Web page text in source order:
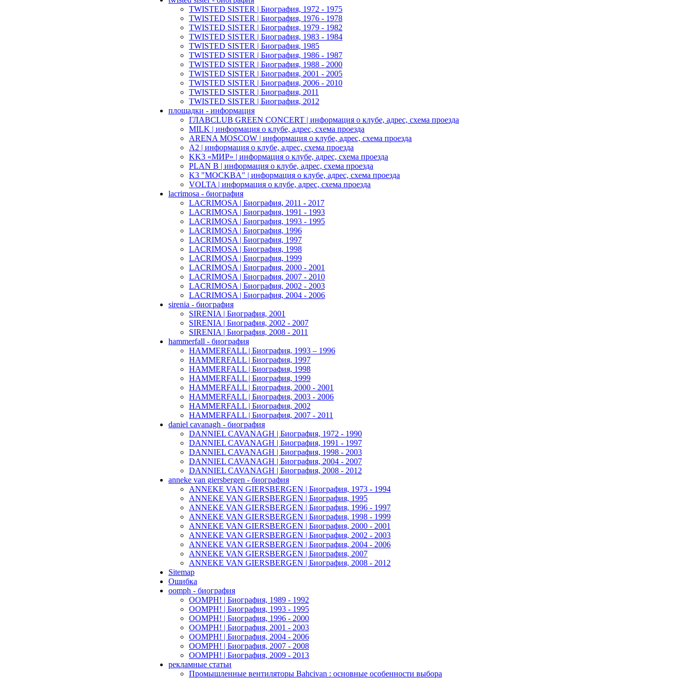
TWISTED SISTER | Биография, 1972 - 1975
TWISTED SISTER | Биография, 1976 - 1978
TWISTED SISTER | Биография, 1979 - 1982
TWISTED SISTER | Биография, 1983 - 1984
TWISTED SISTER | Биография, 1985
TWISTED SISTER | Биография, 1986 - 1987
TWISTED SISTER | Биография, 1988 - 2000
TWISTED SISTER | Биография, 2001 - 2005
TWISTED SISTER | Биография, 2006 - 2010
TWISTED SISTER | Биография, 2011
TWISTED SISTER | Биография, 2012
площадки - информация
ГЛАВCLUB GREEN CONCERT | информация о клубе, адрес, схема проезда
MILK | информация о клубе, адрес, схема проезда
ARENA MOSCOW | информация о клубе, адрес, схема проезда
A2 | информация о клубе, адрес, схема проезда
KK3 «MИP» | информация о клубе, адрес, схема проезда
PLAN B | информация о клубе, адрес, схема проезда
K3 "MOCKBA" | информация о клубе, адрес, схема проезда
VOLTA | информация о клубе, адрес, схема проезда
lacrimosa - биография
LACRIMOSA | Биография, 2011 - 2017
LACRIMOSA | Биография, 1991 - 1993
LACRIMOSA | Биография, 1993 - 1995
LACRIMOSA | Биография, 1996
LACRIMOSA | Биография, 1997
LACRIMOSA | Биография, 1998
LACRIMOSA | Биография, 1999
LACRIMOSA | Биография, 2000 - 2001
LACRIMOSA | Биография, 2007 - 2010
LACRIMOSA | Биография, 2002 - 2003
LACRIMOSA | Биография, 2004 - 2006
sirenia - биография
SIRENIA | Биография, 2001
SIRENIA | Биография, 2002 - 2007
SIRENIA | Биография, 2008 - 2011
hammerfall - биография
HAMMERFALL | Биография, 1993 – 1996
HAMMERFALL | Биография, 1997
HAMMERFALL | Биография, 1998
HAMMERFALL | Биография, 1999
HAMMERFALL | Биография, 2000 - 2001
HAMMERFALL | Биография, 2003 - 2006
HAMMERFALL | Биография, 2002
HAMMERFALL | Биография, 2007 - 2011
daniel cavanagh - биография
DANNIEL CAVANAGH | Биография, 1972 - 1990
DANNIEL CAVANAGH | Биография, 1991 - 1997
DANNIEL CAVANAGH | Биография, 1998 - 2003
DANNIEL CAVANAGH | Биография, 2004 - 2007
DANNIEL CAVANAGH | Биография, 2008 - 2012
anneke van giersbergen - биография
ANNEKE VAN GIERSBERGEN | Биография, 1973 - 1994
ANNEKE VAN GIERSBERGEN | Биография, 1995
ANNEKE VAN GIERSBERGEN | Биография, 1996 - 1997
ANNEKE VAN GIERSBERGEN | Биография, 1998 - 1999
ANNEKE VAN GIERSBERGEN | Биография, 2000 - 2001
ANNEKE VAN GIERSBERGEN | Биография, 2002 - 2003
ANNEKE VAN GIERSBERGEN | Биография, 2004 - 2006
ANNEKE VAN GIERSBERGEN | Биография, 2007
ANNEKE VAN GIERSBERGEN | Биография, 2008 - 2012
Sitemap
Ошибка
oomph - биография
OOMPH! | Биография, 1989 - 1992
OOMPH! | Биография, 1993 - 1995
OOMPH! | Биография, 1996 - 2000
OOMPH! | Биография, 2001 - 2003
OOMPH! | Биография, 2004 - 2006
OOMPH! | Биография, 2007 - 2008
OOMPH! | Биография, 2009 - 2013
рекламные статьи
Промышленные вентиляторы Bahcivan : основные особенности выбора